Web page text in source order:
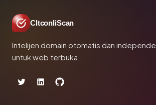
CltconliScan
Intelijen domain otomatis dan
untuk web terbuka.